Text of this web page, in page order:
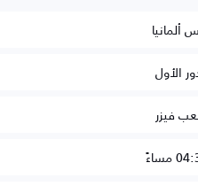
ألمانيا
الأول
فيزر
مساءً